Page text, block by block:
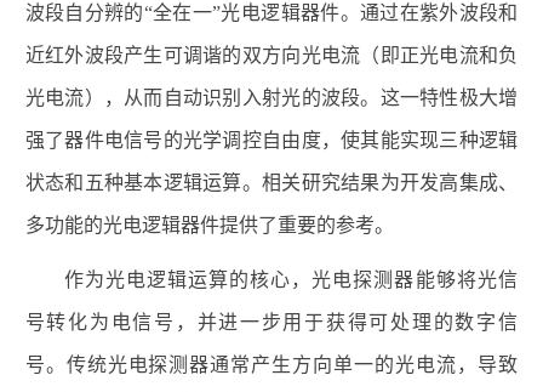
波段自分辨的“全在一”光电逻辑器件。通过在紫外波段和
近红外波段产生可调谐的双方向光电流（即正光电流和负
光电流），从而自动识别入射光的波段。这一特性极大增
强了器件电信号的光学调控自由度，使其能实现三种逻辑
状态和五种基本逻辑运算。相关研究结果为开发高集成、
多功能的光电逻辑器件提供了重要的参考。
作为光电逻辑运算的核心，光电探测器能够将光信
号转化为电信号，并进一步用于获得可处理的数字信
号。传统光电探测器通常产生方向单一的光电流，导致